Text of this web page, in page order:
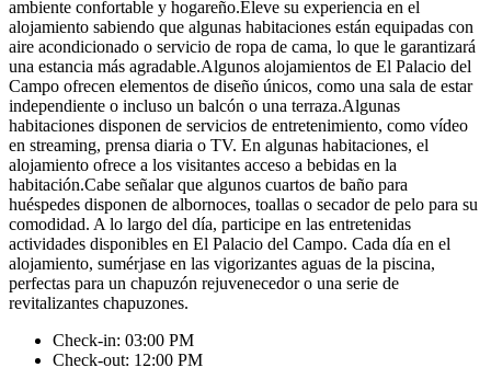
ambiente confortable y hogareño.Eleve su experiencia en el
alojamiento sabiendo que algunas habitaciones están equipadas con
aire acondicionado o servicio de ropa de cama, lo que le garantizará
una estancia más agradable.Algunos alojamientos de El Palacio del
Campo ofrecen elementos de diseño únicos, como una sala de estar
independiente o incluso un balcón o una terraza.Algunas
habitaciones disponen de servicios de entretenimiento, como vídeo
en streaming, prensa diaria o TV. En algunas habitaciones, el
alojamiento ofrece a los visitantes acceso a bebidas en la
habitación.Cabe señalar que algunos cuartos de baño para
huéspedes disponen de albornoces, toallas o secador de pelo para su
comodidad. A lo largo del día, participe en las entretenidas
actividades disponibles en El Palacio del Campo. Cada día en el
alojamiento, sumérjase en las vigorizantes aguas de la piscina,
perfectas para un chapuzón rejuvenecedor o una serie de
revitalizantes chapuzones.
Check-in: 03:00 PM
Check-out: 12:00 PM